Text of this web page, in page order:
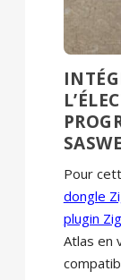
Pour
dongle
plugin
Atlas en